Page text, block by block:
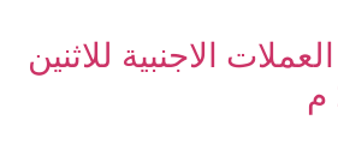
الاجنبية للاثنين